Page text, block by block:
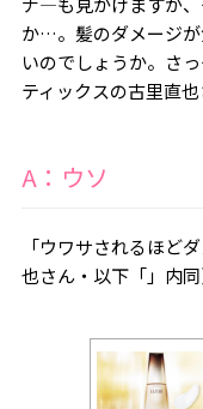
か…。髪のダメージ
いのでしょうか。さ
ティックスの古里直也
A：ウソ
「ウワサされるほど
也さん・以下「」内同